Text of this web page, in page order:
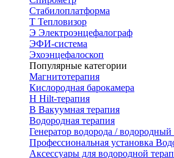
Стабилоплатформа
Т Тепловизор
Э Электроэнцефалограф
ЭФИ-система
Эхоэнцефалоскоп
Популярные категории
Магнитотерапия
Кислородная барокамера
H Hilt-терапия
В Вакуумная терапия
Водородная терапия
Генератор водорода / водородный
Профессиональная установка
Аксессуары для водородной